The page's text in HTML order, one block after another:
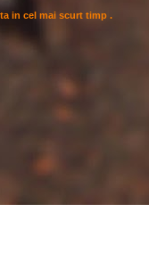
in cel mai scurt timp .